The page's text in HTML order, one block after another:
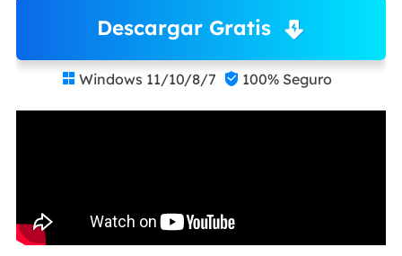
Descargar Gratis
 Windows 11/10/8/7  100% Seguro